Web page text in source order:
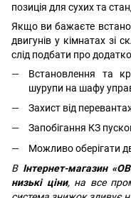
позиція для сухих та
Якщо ви бажаєте
двигунів у кімнатах зі
слід подбати про
Встановлення та
шурупи на шафу
Захист від
Запобігання КЗ
Можливо оберігати
В Інтернет-магазин
низькі ціни, на все